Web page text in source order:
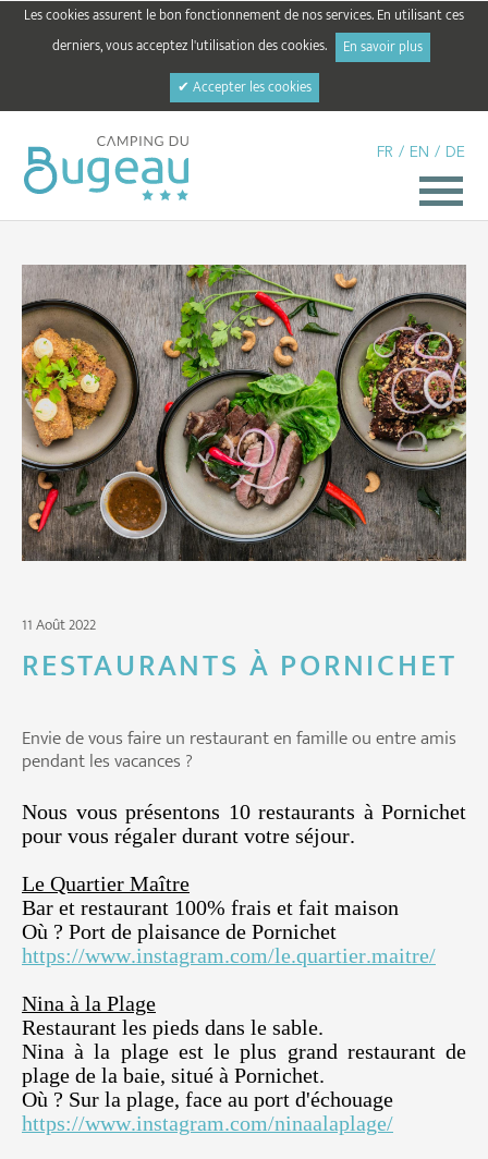
Les cookies assurent le bon fonctionnement de nos services. En utilisant ces
derniers, vous acceptez l'utilisation des cookies.
En savoir plus
✔ Accepter les cookies
FR / EN / DE
11 Août 2022
RESTAURANTS À PORNICHET
Envie de vous faire un restaurant en famille ou entre amis
pendant les vacances ?
Nous vous présentons 10 restaurants à Pornichet
pour vous régaler durant votre séjour.
Le Quartier Maître
Bar et restaurant 100% frais et fait maison
Où ? Port de plaisance de Pornichet
https://www.instagram.com/le.quartier.maitre/
Nina à la Plage
Restaurant les pieds dans le sable.
Nina à la plage est le plus grand restaurant de
plage de la baie, situé à Pornichet.
Où ? Sur la plage, face au port d'échouage
https://www.instagram.com/ninaalaplage/